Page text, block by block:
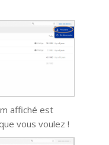
affiché est
vous voulez !